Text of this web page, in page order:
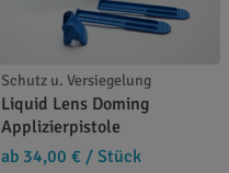
Schutz u. Versiegelung
Liquid Lens Doming
Applizierpistole
ab 34,00 € / Stück